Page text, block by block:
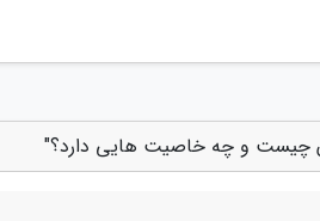
چیست و چه خاصیت هایی دارد؟"